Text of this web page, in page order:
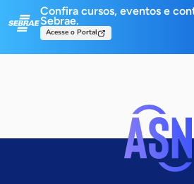
Confira cursos, eventos e
Sebrae.
Acesse o Portal